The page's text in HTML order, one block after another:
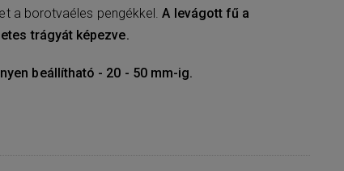
a borotvaéles pengékkel.A levágott fű a
trágyát képezve.
beállítható - 20 - 50 mm-ig.